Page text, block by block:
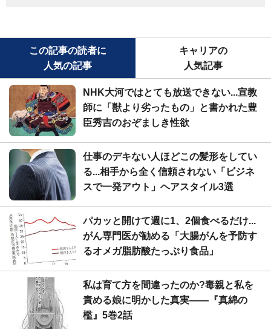
この記事の読者に
人気の記事
キャリアの
人気記事
NHK大河ではとても放送できない...宣教
師に「獣より劣ったもの」と書かれた豊
臣秀吉のおぞましき性欲
仕事のデキない人ほどこの髪形をしてい
る...相手から全く信頼されない「ビジネ
スで一発アウト」ヘアスタイル3選
パカッと開けて週に1、2個食べるだけ...
がん専門医が勧める「大腸がんを予防す
るオメガ脂肪酸たっぷり食品」
私は育て方を間違ったのか?毒親と私を
責める娘に明かした真実――『真綿の
檻』5巻2話